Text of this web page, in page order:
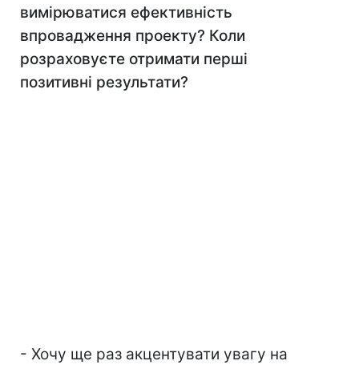
вимірюватися ефективність
впровадження проекту? Коли
розраховуєте отримати перші
позитивні результати?
- Хочу ще раз акцентувати увагу на